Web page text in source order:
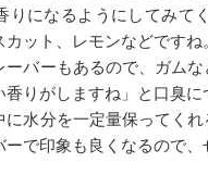
りになるようにしてみて
ット、レモンなどですね
ーバーもあるので、ガム
香りがしますね」と口臭
に水分を一定量保ってく
ーで印象も良くなるので